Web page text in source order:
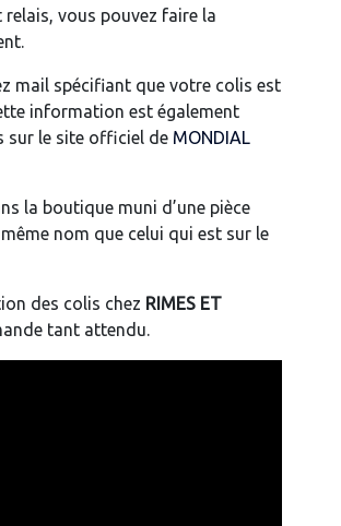
vous pouvez faire la
mail spécifiant que votre colis est
information est également
sur le site officiel de MONDIAL
la boutique muni d’une pièce
nom que celui qui est sur le
des colis chez RIMES ET
tant attendu.